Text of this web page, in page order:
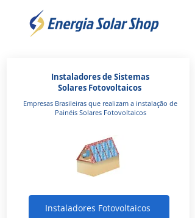
Instaladores de Sistemas
Solares Fotovoltaicos
Empresas Brasileiras que realizam a instalação de
Painéis Solares Fotovoltaicos
Instaladores Fotovoltaicos